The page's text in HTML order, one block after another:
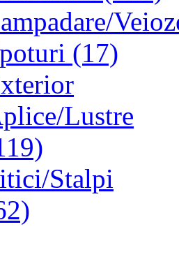
(17)
Lustre
Stalpi